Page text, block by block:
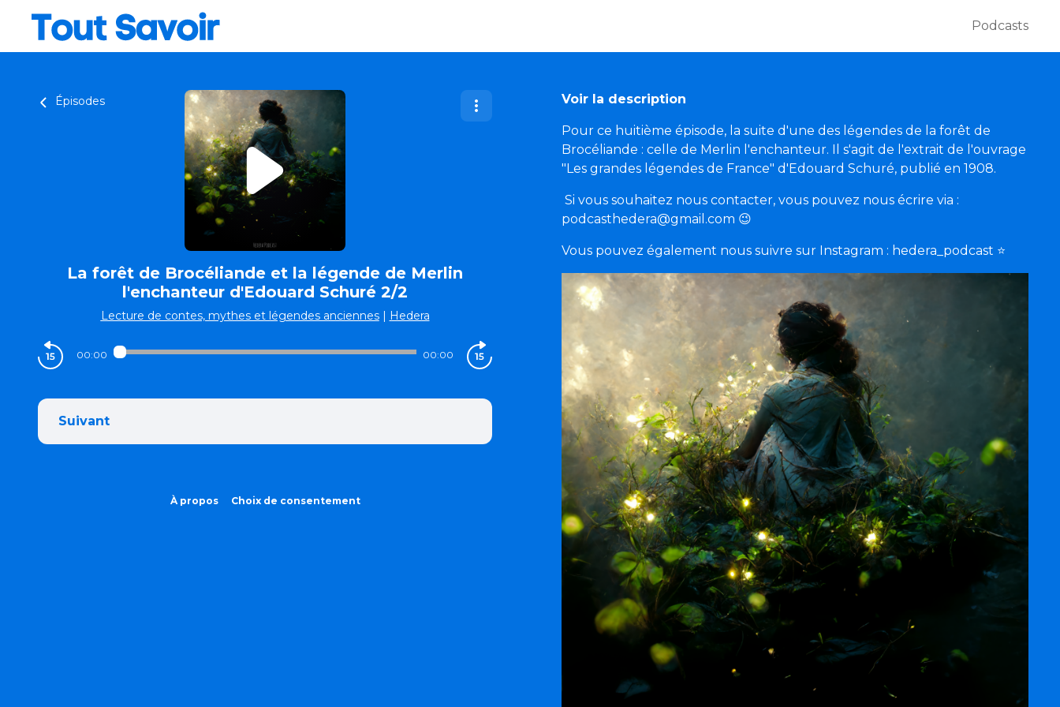
Podcasts
Épisodes
La forêt de Brocéliande et la légende de Merlin
l'enchanteur d'Edouard Schuré 2/2
Lecture de contes, mythes et légendes anciennes | Hedera
00:00 00:00
Suivant
À propos Choix de consentement
Voir la description
Pour ce huitième épisode, la suite d'une des légendes de la forêt de
Brocéliande : celle de Merlin l'enchanteur. Il s'agit de l'extrait de l'ouvrage
"Les grandes légendes de France" d'Edouard Schuré, publié en 1908.
Si vous souhaitez nous contacter, vous pouvez nous écrire via :
podcasthedera@gmail.com 😉
Vous pouvez également nous suivre sur Instagram : hedera_podcast ⭐